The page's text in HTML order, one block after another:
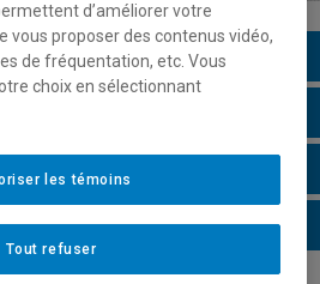
d’améliorer votre
vous proposer des contenus vidéo,
de fréquentation, etc. Vous
choix en sélectionnant
Tout refuser
les témoins